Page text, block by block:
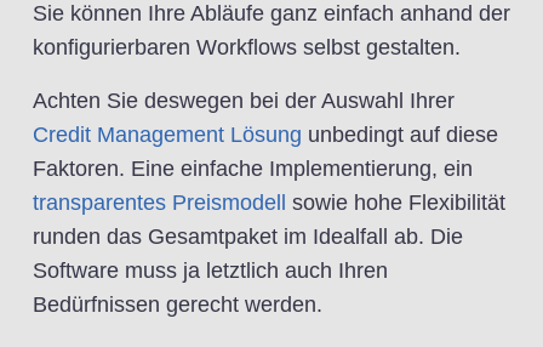
Sie können Ihre Abläufe ganz einfach anhand der
konfigurierbaren Workflows selbst gestalten.
Achten Sie deswegen bei der Auswahl Ihrer
Credit Management Lösung unbedingt auf diese
Faktoren. Eine einfache Implementierung, ein
transparentes Preismodell
sowie hohe Flexibilität
runden das Gesamtpaket im Idealfall ab. Die
Software muss ja letztlich auch Ihren
Bedürfnissen gerecht werden.